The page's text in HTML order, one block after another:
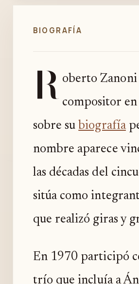
BIOGRAFÍA
R oberto
compositor
sobre su biografía
nombre aparece
las décadas del
sitúa como
que realizó giras y
En 1970 participó
trío que incluía a